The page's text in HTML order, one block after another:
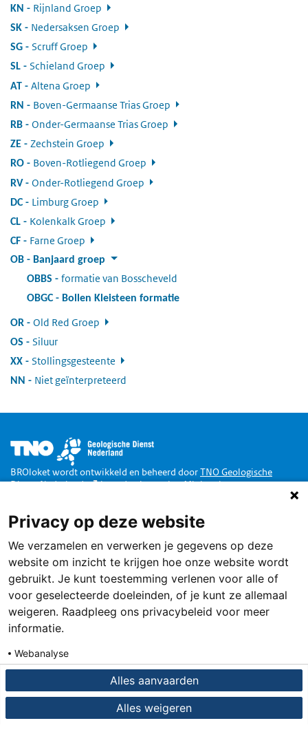
KN Rijnland Groep
SK Nedersaksen Groep
SG Scruff Groep
SL Schieland Groep
AT Altena Groep
RN Boven-Germaanse Trias Groep
RB Onder-Germaanse Trias Groep
ZE Zechstein Groep
RO Boven-Rotliegend Groep
RV: Onder-Rotliegend Groep
DC: Limburg Groep
CL Kolenkalk Groep
CF Farne Groep
OB
Banjaard groep
OBBS
formatie van Bosscheveld
OBGC: Bollen Kleisteen formatie
OR Old Red Groep
OS Siluur
XX Stollingsgesteente
NN Niet geïnterpreteerd
Afbeelding
BROloket wordt ontwikkeld en beheerd doorTNO Geologische
Dienst Nederland
in opdracht van hetMinisterie van
Doe mee
Dankzij de Wet Basisregistratie Ondergrond zijn alle publieke
gegevens van de Nederlandse ondergrond toegankelijk via een loket,
het BROloket.
Ook jij kunt daarbij helpen
Service
Terugmelden
Over deze site
Privacy en cookies
Privacy op deze website
We verzamelen en verwerken je gegevens op deze
website om inzicht te krijgen hoe onze website wordt
gebruikt. Je kunt toestemming verlenen voor alle of
voor geselecteerde doeleinden, of je kunt ze allemaal
weigeren. Raadpleeg ons privacybeleid voor meer
informatie.
Webanalyse
Alles aanvaarden
Alles weigeren
Privacybeleid